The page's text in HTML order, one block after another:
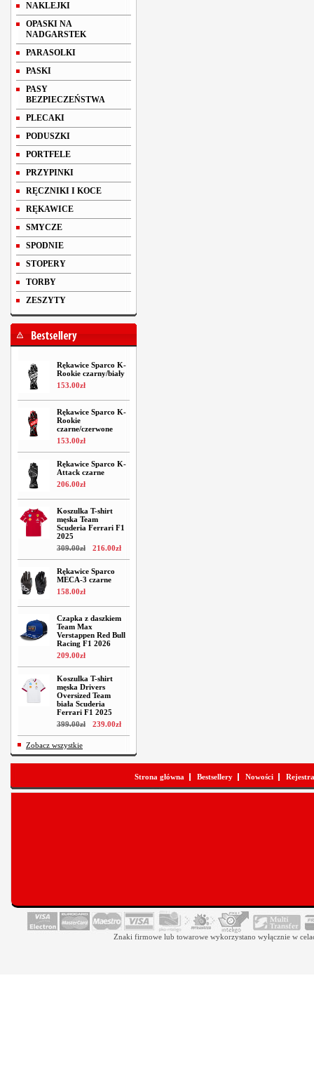
NAKLEJKI
OPASKI NA
NADGARSTEK
PARASOLKI
PASKI
PASY
BEZPIECZEŃSTWA
PLECAKI
PODUSZKI
PORTFELE
PRZYPINKI
RĘCZNIKI I KOCE
RĘKAWICE
SMYCZE
SPODNIE
STOPERY
TORBY
ZESZYTY
Rękawice Sparco K-
Rookie czarny/biały
153.00zł
Rękawice Sparco K-
Rookie
czarne/czerwone
153.00zł
Rękawice Sparco K-
Attack czarne
206.00zł
Koszulka T-shirt
męska Team
Scuderia Ferrari F1
2025
309.00zł 216.00zł
Rękawice Sparco
MECA-3 czarne
158.00zł
Czapka z daszkiem
Team Max
Verstappen Red Bull
Racing F1 2026
209.00zł
Koszulka T-shirt
męska Drivers
Oversized Team
biała Scuderia
Ferrari F1 2025
399.00zł 239.00zł
Zobacz wszystkie
Strona główna Bestsellery Nowości
Znaki firmowe lub towarowe wykorzystano wyłącznie w